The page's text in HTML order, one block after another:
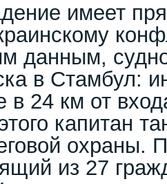
имеет
данным,
в Стамбул:
в 24 км от
капитан
охраны.
из 27